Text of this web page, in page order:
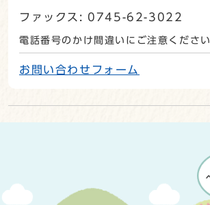
ファックス: 0745-62-3022
電話番号のかけ間違いにご注意ください
お問い合わせフォーム